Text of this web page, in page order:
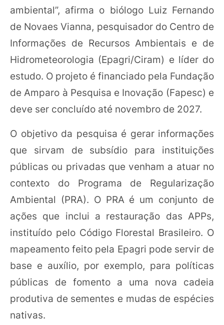
ambiental”, afirma o biólogo Luiz Fernando
de Novaes Vianna, pesquisador do Centro de
Informações de Recursos Ambientais e de
Hidrometeorologia (Epagri/Ciram) e líder do
estudo. O projeto é financiado pela Fundação
de Amparo à Pesquisa e Inovação (Fapesc) e
deve ser concluído até novembro de 2027.
O objetivo da pesquisa é gerar informações
que sirvam de subsídio para instituições
públicas ou privadas que venham a atuar no
contexto do Programa de Regularização
Ambiental (PRA). O PRA é um conjunto de
ações que inclui a restauração das APPs,
instituído pelo Código Florestal Brasileiro. O
mapeamento feito pela Epagri pode servir de
base e auxílio, por exemplo, para políticas
públicas de fomento a uma nova cadeia
produtiva de sementes e mudas de espécies
nativas.